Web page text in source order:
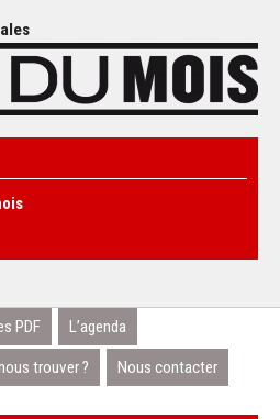
PDF L’agenda
trouver ? Nous contacter